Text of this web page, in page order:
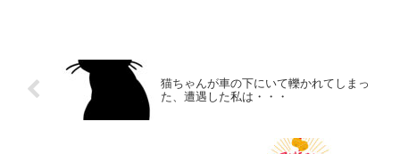
猫ちゃんが車の下にいて轢かれてしまっ
た、遭遇した私は・・・